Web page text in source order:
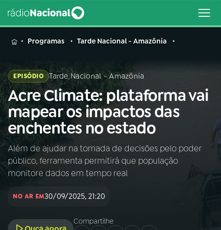
MENU
Buscar
na
Rádio
Nacional
Buscar
AO VIVO
Programas Tarde Nacional - Amazônia
EPISÓDIO Tarde Nacional - Amazônia
Acre Climate: plataforma vai
mapear os impactos das
enchentes no estado
Além de ajudar na tomada de decisões pelo poder
público, ferramenta permitirá que população
monitore dados em tempo real
NO AR EM30/09/2025, 21:20
Compartilhe